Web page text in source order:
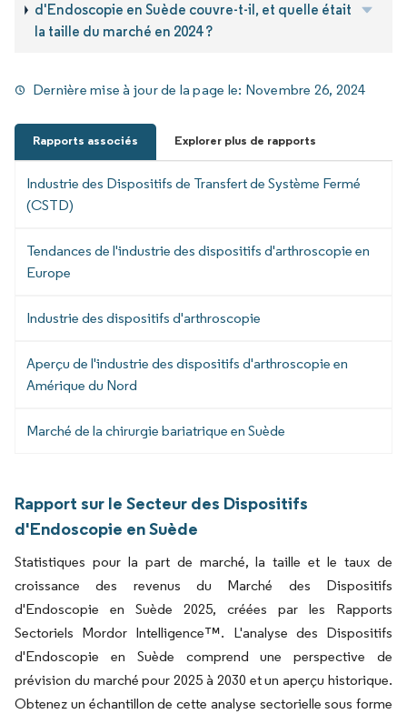
d'Endoscopie en Suède couvre-t-il, et quelle était
la taille du marché en 2024 ?
Dernière mise à jour de la page le: Novembre 26, 2024
Rapports associés Explorer plus de rapports
Industrie des Dispositifs de Transfert de Système Fermé
(CSTD)
Tendances de l'industrie des dispositifs d'arthroscopie en
Europe
Industrie des dispositifs d'arthroscopie
Aperçu de l'industrie des dispositifs d'arthroscopie en
Amérique du Nord
Marché de la chirurgie bariatrique en Suède
Rapport sur le Secteur des Dispositifs
d'Endoscopie en Suède
Statistiques pour la part de marché, la taille et le taux de
croissance des revenus du Marché des Dispositifs
d'Endoscopie en Suède 2025, créées par les Rapports
Sectoriels Mordor Intelligence™. L'analyse des Dispositifs
d'Endoscopie en Suède comprend une perspective de
prévision du marché pour 2025 à 2030 et un aperçu historique.
Obtenez un échantillon de cette analyse sectorielle sous forme